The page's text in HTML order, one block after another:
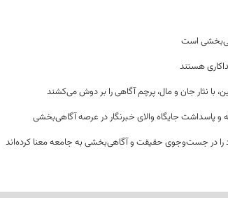
است
هستند
با نثار جان و مال، پرچم آگاهی را بر دوش می‌کشند
و پاسداشت جایگاه والای خبرنگار در عرصه آگاهی‌بخشی
در جست‌وجوی حقیقت و آگاهی‌بخشی به جامعه معنا کرده‌اند